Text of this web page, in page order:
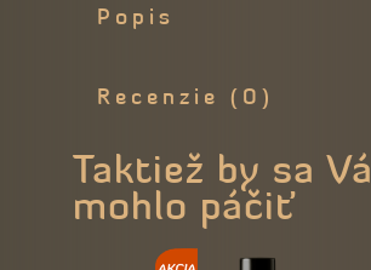
Popis
Recenzie (0)
Taktiež by sa
mohlo páčiť